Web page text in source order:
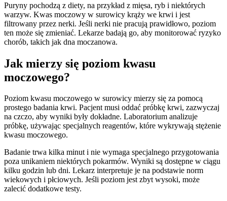
Puryny pochodzą z diety, na przykład z mięsa, ryb i niektórych
warzyw. Kwas moczowy w surowicy krąży we krwi i jest
filtrowany przez nerki. Jeśli nerki nie pracują prawidłowo, poziom
ten może się zmieniać. Lekarze badają go, aby monitorować ryzyko
chorób, takich jak dna moczanowa.
Jak mierzy się poziom kwasu
moczowego?
Poziom kwasu moczowego w surowicy mierzy się za pomocą
prostego badania krwi. Pacjent musi oddać próbkę krwi, zazwyczaj
na czczo, aby wyniki były dokładne. Laboratorium analizuje
próbkę, używając specjalnych reagentów, które wykrywają stężenie
kwasu moczowego.
Badanie trwa kilka minut i nie wymaga specjalnego przygotowania
poza unikaniem niektórych pokarmów. Wyniki są dostępne w ciągu
kilku godzin lub dni. Lekarz interpretuje je na podstawie norm
wiekowych i płciowych. Jeśli poziom jest zbyt wysoki, może
zalecić dodatkowe testy.